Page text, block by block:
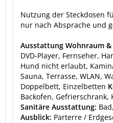
Nutzung der Steckdosen
nur nach Absprache und
Ausstattung Wohnraum &
DVD-Player, Fernseher,
Hund nicht erlaubt,
Sauna, Terrasse, WLAN,
Doppelbett, Einzelbetten
Backofen,
Sanitäre Ausstattung:
Ausblick: Parterre /